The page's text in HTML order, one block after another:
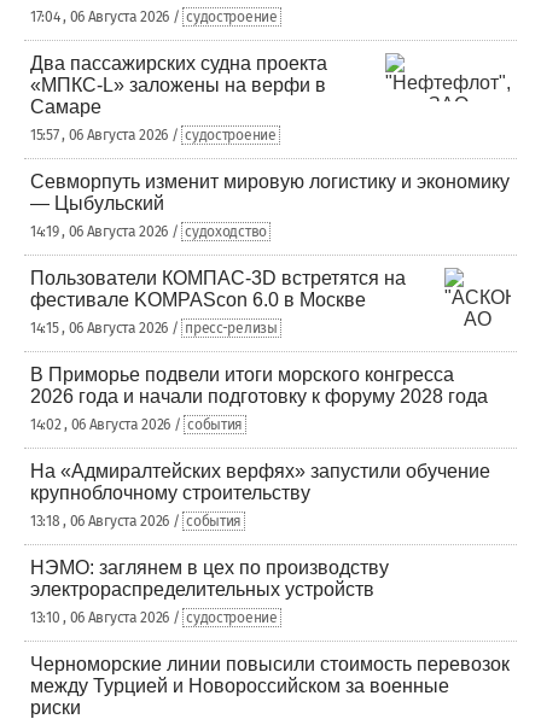
17:04 , 06 Августа 2026 / судостроение
Два пассажирских судна проекта
«МПКС-L» заложены на верфи в
Самаре
15:57 , 06 Августа 2026 / судостроение
Севморпуть изменит мировую логистику и экономику
— Цыбульский
14:19 , 06 Августа 2026 / судоходство
Пользователи КОМПАС-3D встретятся на
фестивале KOMPAScon 6.0 в Москве
14:15 , 06 Августа 2026 / пресс-релизы
В Приморье подвели итоги морского конгресса
2026 года и начали подготовку к форуму 2028 года
14:02 , 06 Августа 2026 / события
На «Адмиралтейских верфях» запустили обучение
крупноблочному строительству
13:18 , 06 Августа 2026 / события
НЭМО: заглянем в цех по производству
электрораспределительных устройств
13:10 , 06 Августа 2026 / судостроение
Черноморские линии повысили стоимость перевозок
между Турцией и Новороссийском за военные
риски